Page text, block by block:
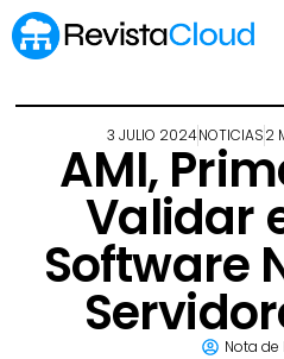
3 JULIO 2024NOTICIAS2
AMI,
Validar
Software
Nota de